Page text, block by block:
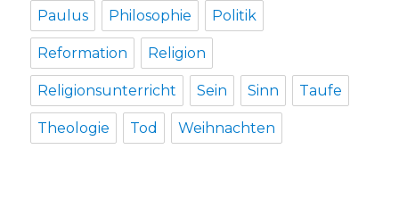
Paulus Philosophie Politik
Reformation Religion
Religionsunterricht Sein Sinn Taufe
Theologie Tod Weihnachten